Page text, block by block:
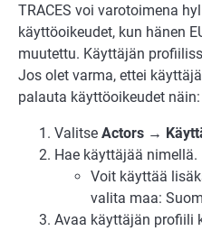
TRACES voi varotoimena
käyttöoikeudet, kun hänen
muutettu. Käyttäjän
Jos olet varma, ettei
palauta käyttöoikeudet näin:
Valitse Actors →
Hae käyttäjää nimellä.
Voit käyttää
valita maa:
Avaa käyttäjän profiili